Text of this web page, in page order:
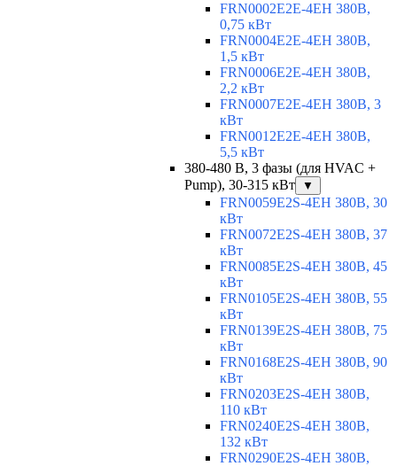
FRN0002E2E-4EH 380В,
0,75 кВт
FRN0004E2E-4EH 380В,
1,5 кВт
FRN0006E2E-4EH 380В,
2,2 кВт
FRN0007E2E-4EH 380В, 3
кВт
FRN0012E2E-4EH 380В,
5,5 кВт
380-480 В, 3 фазы (для HVAC +
Pump), 30-315 кВт
▼
FRN0059E2S-4EH 380В, 30
кВт
FRN0072E2S-4EH 380В, 37
кВт
FRN0085E2S-4EH 380В, 45
кВт
FRN0105E2S-4EH 380В, 55
кВт
FRN0139E2S-4EH 380В, 75
кВт
FRN0168E2S-4EH 380В, 90
кВт
FRN0203E2S-4EH 380В,
110 кВт
FRN0240E2S-4EH 380В,
132 кВт
FRN0290E2S-4EH 380В,